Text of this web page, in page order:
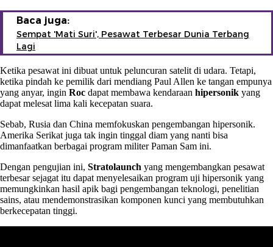
Baca juga:
Sempat 'Mati Suri', Pesawat Terbesar Dunia Terbang
Lagi
Ketika pesawat ini dibuat untuk peluncuran satelit di udara. Tetapi,
ketika pindah ke pemilik dari mendiang Paul Allen ke tangan empunya
yang anyar, ingin Roc dapat membawa kendaraan hipersonik yang
dapat melesat lima kali kecepatan suara.
Sebab, Rusia dan China memfokuskan pengembangan hipersonik.
Amerika Serikat juga tak ingin tinggal diam yang nanti bisa
dimanfaatkan berbagai program militer Paman Sam ini.
Dengan pengujian ini, Stratolaunch yang mengembangkan pesawat
terbesar sejagat itu dapat menyelesaikan program uji hipersonik yang
memungkinkan hasil apik bagi pengembangan teknologi, penelitian
sains, atau mendemonstrasikan komponen kunci yang membutuhkan
berkecepatan tinggi.